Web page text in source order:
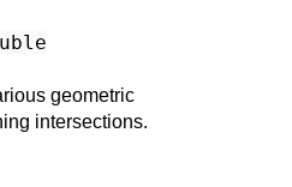
geometric
intersections.